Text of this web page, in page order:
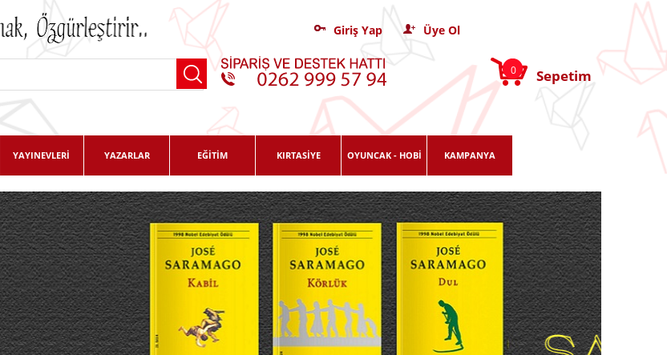
Giriş Yap Üye Ol
Sepetim
0
YAYINEVLERİ YAZARLAR EĞİTİM KIRTASİYE OYUNCAK - HOBİ KAMPANYA